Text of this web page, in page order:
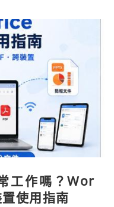
工作嗎？Wor
使用指南